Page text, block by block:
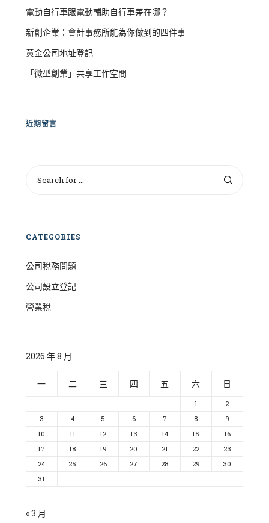
電動自行車跟電動輔助自行車差在哪？
新創企業：會計事務所能為你做到的四件事
黃金公司地址登記
「微型創業」共享工作空間
近期留言
CATEGORIES
公司稅務問題
公司設立登記
營業稅
2026 年 8 月
一 二 三 四 五 六 日
1
2
3
4 5 6 7 8
9
10
11 12 13 14 15
16
17
18 19 20 21 22
23
24
25 26 27 28 29
30
31
« 3 月